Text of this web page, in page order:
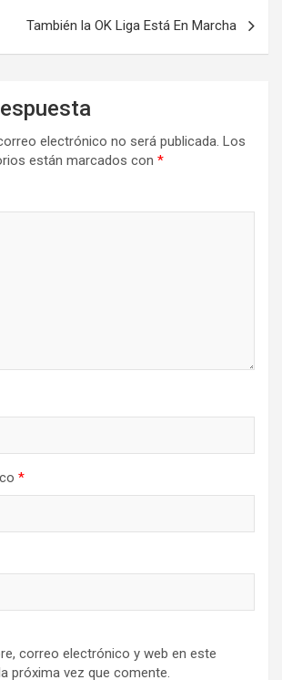
También la OK Liga Está En Marcha
electrónico no será publicada. Los
están marcados con *
*
correo electrónico y web en este
próxima vez que comente.